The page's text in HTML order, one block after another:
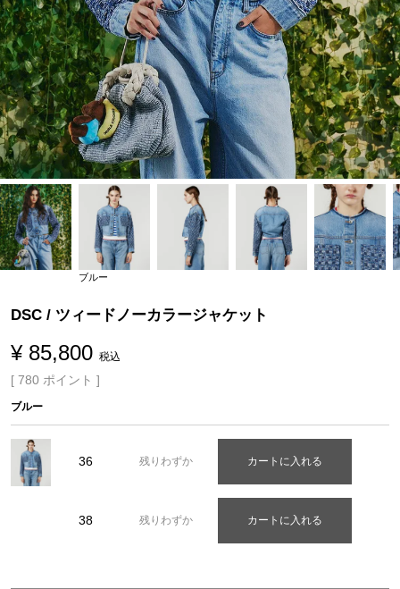
ブルー
DSC / ツィードノーカラージャケット
¥ 85,800 税込
[ 780 ポイント ]
ブルー
36 残りわずか カートに入れる
38 残りわずか カートに入れる